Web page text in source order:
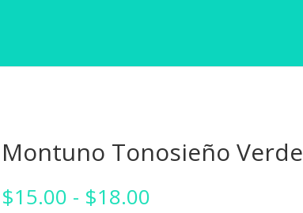
Montuno Tonosieño Verde
$15.00 - $18.00Rango